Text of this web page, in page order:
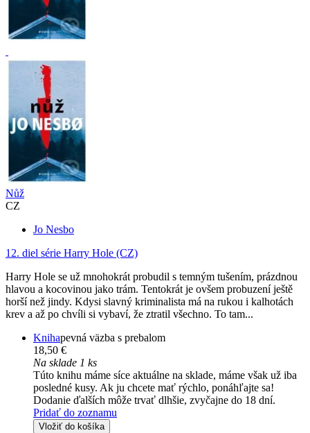
Nůž
CZ
Jo Nesbo
12. diel série Harry Hole (CZ)
Harry Hole se už mnohokrát probudil s temným tušením, prázdnou
hlavou a kocovinou jako trám. Tentokrát je ovšem probuzení ještě
horší než jindy. Kdysi slavný kriminalista má na rukou i kalhotách
krev a až po chvíli si vybaví, že ztratil všechno. To tam...
Knihapevná väzba s prebalom
18,50 €
Na sklade 1 ks
Túto knihu máme síce aktuálne na sklade, máme však už iba
posledné kusy. Ak ju chcete mať rýchlo, ponáhľajte sa!
Dodanie ďalších môže trvať dlhšie, zvyčajne do 18 dní.
Pridať do zoznamu
Vložiť do košíka